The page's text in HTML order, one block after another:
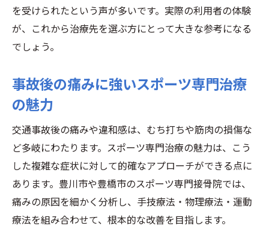
を受けられたという声が多いです。実際の利用者の体験
が、これから治療先を選ぶ方にとって大きな参考になる
でしょう。
事故後の痛みに強いスポーツ専門治療
の魅力
交通事故後の痛みや違和感は、むち打ちや筋肉の損傷な
ど多岐にわたります。スポーツ専門治療の魅力は、こう
した複雑な症状に対して的確なアプローチができる点に
あります。豊川市や豊橋市のスポーツ専門接骨院では、
痛みの原因を細かく分析し、手技療法・物理療法・運動
療法を組み合わせて、根本的な改善を目指します。